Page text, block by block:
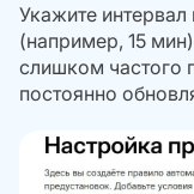
Укажите интервал
(например, 15
слишком частого
постоянно